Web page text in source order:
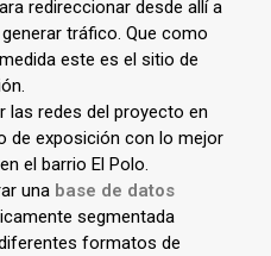
redireccionar desde allí a
tráfico. Que como
este es el sitio de
las redes del proyecto en
de exposición con lo mejor
el barrio El Polo.
una base de datos
segmentada
formatos de